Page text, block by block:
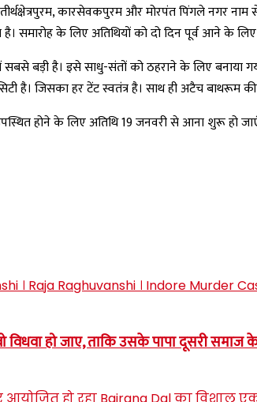
कारसेवकपुरम और मोरपंत पिंगले नगर
समारोह के लिए अतिथियों को दो दिन पूर्व आने के
में सबसे बड़ी है। इसे साधु-संतों को ठहराने के लिए
है। जिसका हर टेंट स्वतंत्र है। साथ ही अटैच बाथरूम
उपस्थित होने के लिए अतिथि 19 जनवरी से आना शुरू हो
विधवा हो जाए, ताकि उसके पापा दूसरी